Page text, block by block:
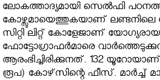
ലോകത്താദ്യമായി സെല്‍ഫി
കോഴ്സുമായെത്തുകയാണ് ലണ്ടനിലെ
സിറ്റി ലിറ്റ് കോളേജാണ്
ഫോട്ടോഗ്രാഫര്‍മാരെ
ആരംഭിച്ചിരിക്കുനത്. 132
രൂപ) കോഴ്‌സിന്റെ ഫീസ്. മാര്‍ച്ച്